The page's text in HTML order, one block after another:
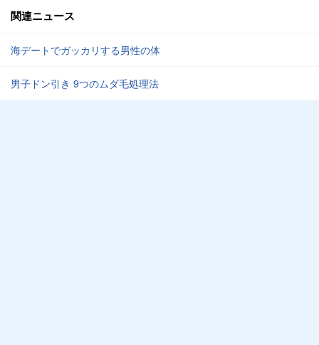
関連ニュース
海デートでガッカリする男性の体
男子ドン引き 9つのムダ毛処理法